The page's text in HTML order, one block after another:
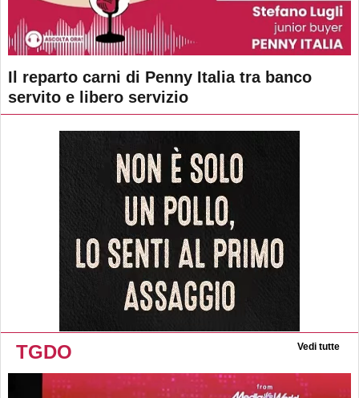
Il reparto carni di Penny Italia tra banco
servito e libero servizio
TGDO Vedi tutte